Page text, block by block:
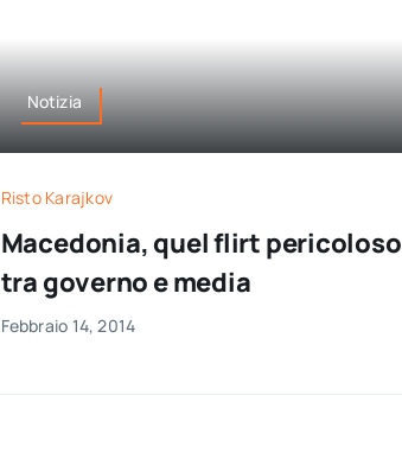
Notizia
Risto Karajkov
Macedonia, quel flirt pericoloso
tra governo e media
Febbraio 14, 2014